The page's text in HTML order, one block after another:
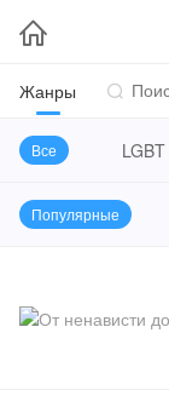

Жанры 
Все LGBT
Популярные